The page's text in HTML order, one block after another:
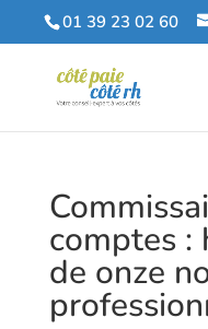
01 39 23 02 60
comptes :
de onze